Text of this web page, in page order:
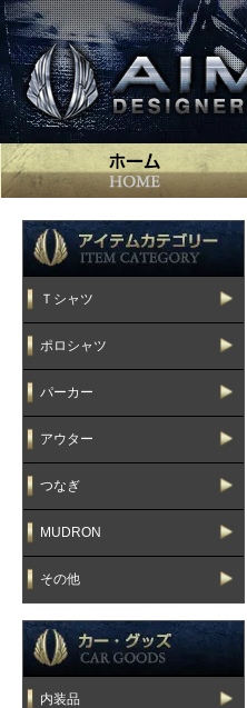
Ｔシャツ
ポロシャツ
パーカー
アウター
つなぎ
MUDRON
その他
内装品